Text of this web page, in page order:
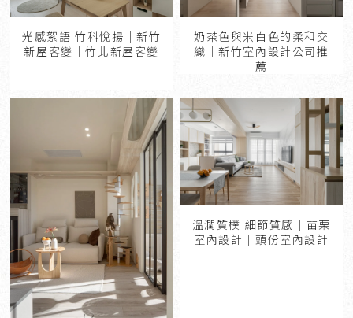
光感絮語 竹科悅揚｜新竹
新屋客變｜竹北新屋客變
奶茶色與米白色的柔和交
織｜新竹室內設計公司推
薦
溫潤質樸 細節質感｜苗栗
室內設計｜頭份室內設計